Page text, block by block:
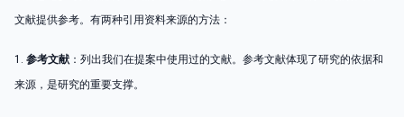
文献提供参考。有两种引用资料来源的方法：
1. 参考文献 ：列出我们在提案中使用过的文献。参考文献体现了研究的依据和
来源，是研究的重要支撑。